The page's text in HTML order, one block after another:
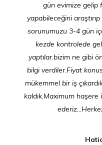
gün evimize gelip
yapabileceğini
sorunumuzu 3-4 gün
kezde kontrolede
yaptılar.bizim ne gibi
bilgi verdiler.Fiyat
mükemmel bir iş
kaldık.Maximum